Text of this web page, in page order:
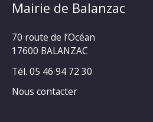
Mairie de Balanzac
70 route de l’Océan
17600 BALANZAC
Tél. 05 46 94 72 30
Nous contacter